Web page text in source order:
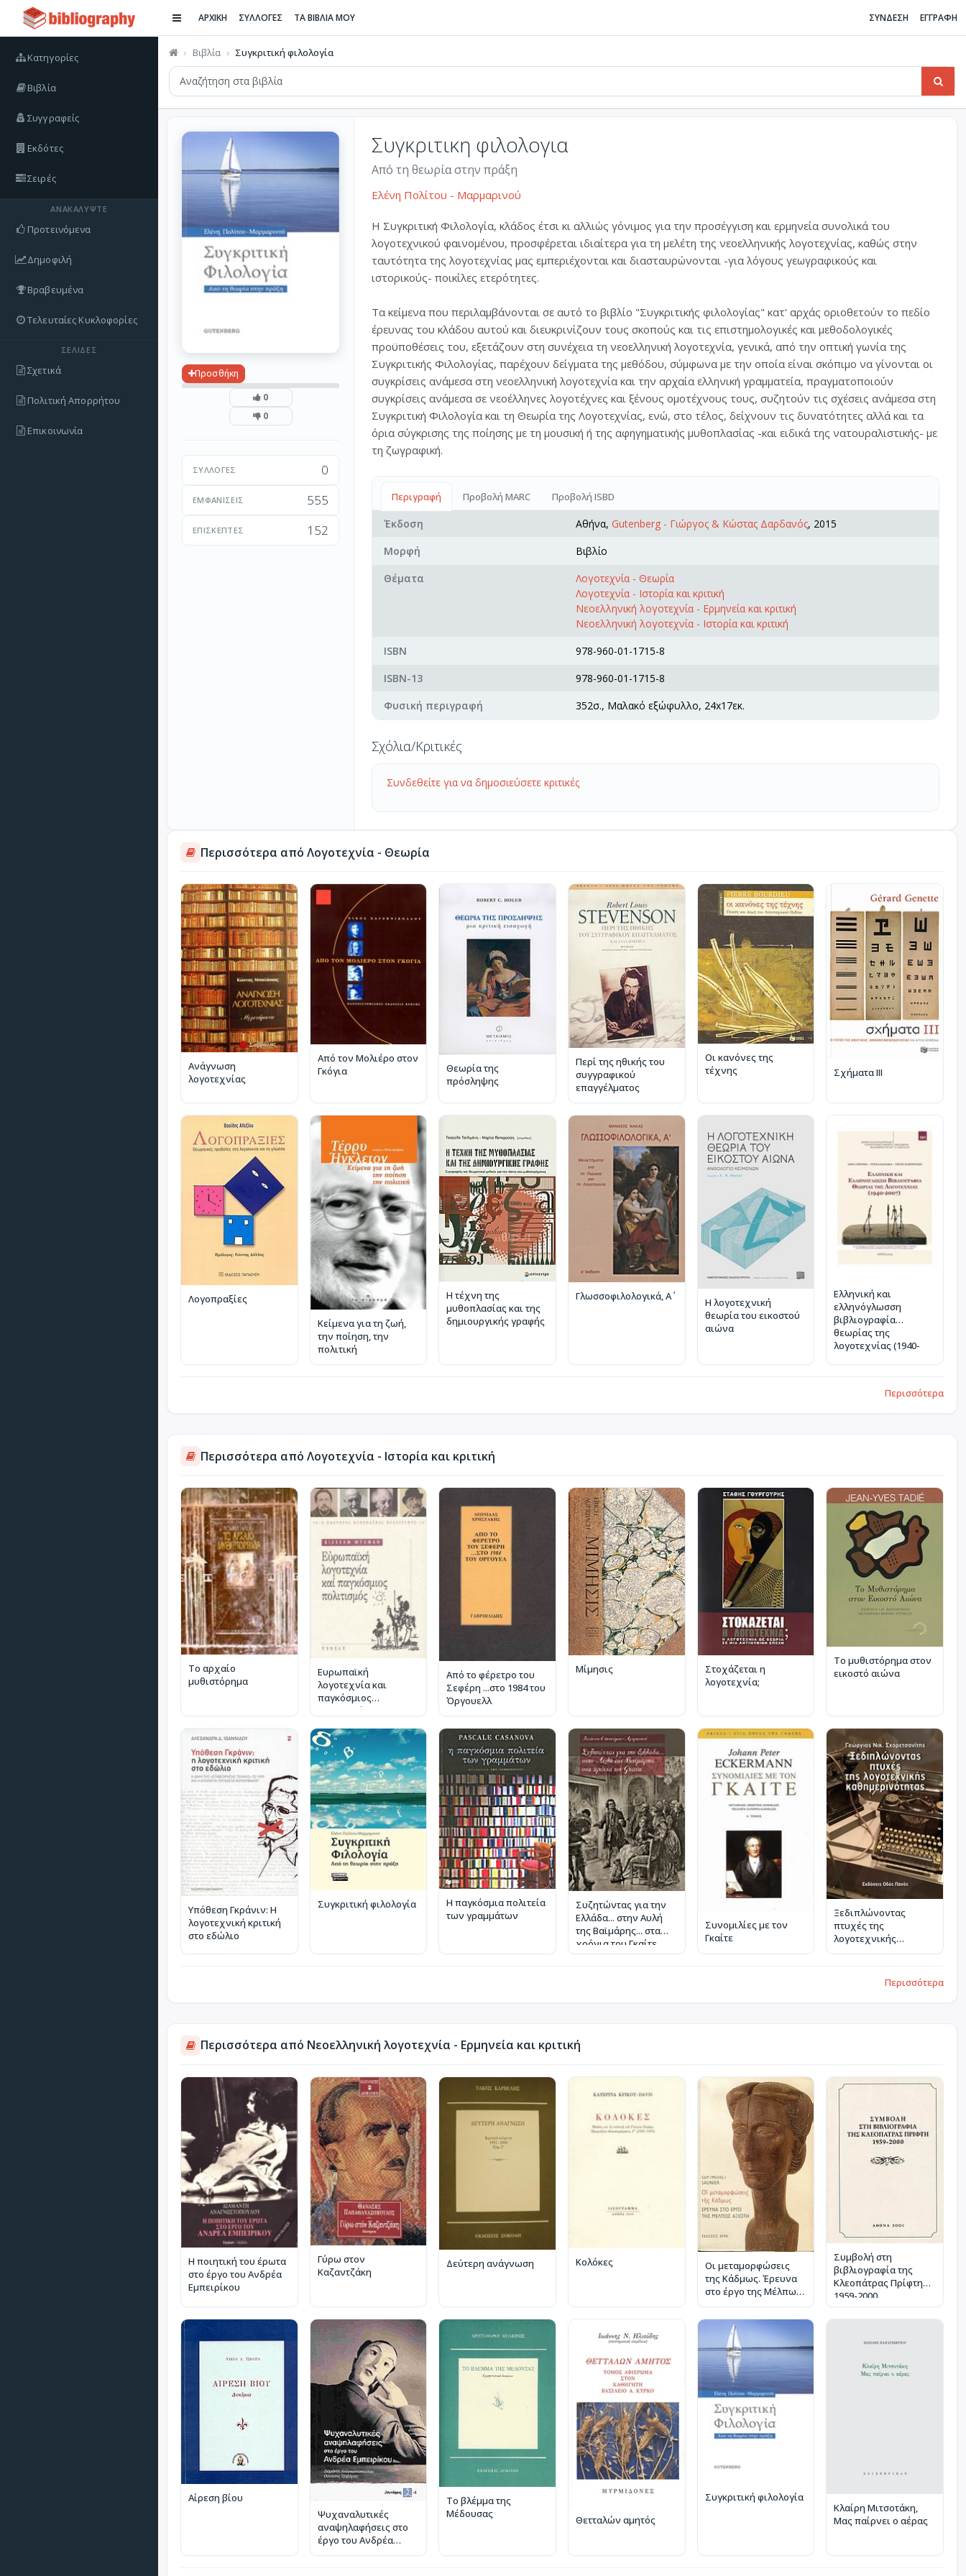
Κατηγορίες
Βιβλία
Συγγραφείς
Εκδότες
Σειρές
ΑΝΑΚΑΛΎΨΤΕ
Προτεινόμενα
Δημοφιλή
Βραβευμένα
Τελευταίες Κυκλοφορίες
ΣΕΛΊΔΕΣ
Σχετικά
Πολιτική Απορρήτου
Επικοινωνία
ΑΡΧΙΚΗ ΣΥΛΛΟΓΕΣ ΤΑ ΒΙΒΛΙΑ ΜΟΥ ΣΥΝΔΕΣΗ ΕΓΓΡΑΦΗ
Βιβλία Συγκριτική φιλολογία
Προσθήκη
0
0
ΣΥΛΛΟΓΈΣ 0
ΕΜΦΑΝΊΣΕΙΣ 555
ΕΠΙΣΚΈΠΤΕΣ 152
Συγκριτικη φιλολογια
Από τη θεωρία στην πράξη
Ελένη Πολίτου - Μαρμαρινού
Η Συγκριτική Φιλολογία, κλάδος έτσι κι αλλιώς γόνιμος για την προσέγγιση και ερμηνεία συνολικά του
λογοτεχνικού φαινομένου, προσφέρεται ιδιαίτερα για τη μελέτη της νεοελληνικής λογοτεχνίας, καθώς στην
ταυτότητα της λογοτεχνίας μας εμπεριέχονται και διασταυρώνονται -για λόγους γεωγραφικούς και
ιστορικούς- ποικίλες ετερότητες.
Τα κείμενα που περιλαμβάνονται σε αυτό το βιβλίο "Συγκριτικής φιλολογίας" κατ' αρχάς οριοθετούν το πεδίο
έρευνας του κλάδου αυτού και διευκρινίζουν τους σκοπούς και τις επιστημολογικές και μεθοδολογικές
προϋποθέσεις του, εξετάζουν στη συνέχεια τη νεοελληνική λογοτεχνία, γενικά, από την οπτική γωνία της
Συγκριτικής Φιλολογίας, παρέχουν δείγματα της μεθόδου, σύμφωνα με την οποία είναι σκόπιμο να γίνονται οι
συγκρίσεις ανάμεσα στη νεοελληνική λογοτεχνία και την αρχαία ελληνική γραμματεία, πραγματοποιούν
συγκρίσεις ανάμεσα σε νεοέλληνες λογοτέχνες και ξένους ομοτέχνους τους, συζητούν τις σχέσεις ανάμεσα στη
Συγκριτική Φιλολογία και τη Θεωρία της Λογοτεχνίας, ενώ, στο τέλος, δείχνουν τις δυνατότητες αλλά και τα
όρια σύγκρισης της ποίησης με τη μουσική ή της αφηγηματικής μυθοπλασίας -και ειδικά της νατουραλιστικής- με
τη ζωγραφική.
Περιγραφή Προβολή MARC Προβολή ISBD
Έκδοση Αθήνα, Gutenberg - Γιώργος & Κώστας Δαρδανός, 2015
Μορφή
Βιβλίο
Θέματα
Λογοτεχνία - Θεωρία
Λογοτεχνία - Ιστορία και κριτική
Νεοελληνική λογοτεχνία - Ερμηνεία και κριτική
Νεοελληνική λογοτεχνία - Ιστορία και κριτική
ISBN
978-960-01-1715-8
ISBN-13
978-960-01-1715-8
Φυσική περιγραφή
352σ., Μαλακό εξώφυλλο, 24x17εκ.
Σχόλια/Κριτικές
Συνδεθείτε για να δημοσιεύσετε κριτικές
Περισσότερα από Λογοτεχνία - Θεωρία
Ανάγνωση
λογοτεχνίας
Από τον Μολιέρο στον
Γκόγια
Θεωρία της
πρόσληψης
Περί της ηθικής του
συγγραφικού
επαγγέλματος
Οι κανόνες της
τέχνης
Σχήματα ΙΙΙ
Λογοπραξίες
Κείμενα για τη ζωή,
την ποίηση, την
πολιτική
Η τέχνη της
μυθοπλασίας και της
δημιουργικής γραφής
Γλωσσοφιλολογικά, Α΄
Η λογοτεχνική
θεωρία του εικοστού
αιώνα
Ελληνική και
ελληνόγλωσση
βιβλιογραφία
θεωρίας της
λογοτεχνίας (1940-
Περισσότερα
Περισσότερα από Λογοτεχνία - Ιστορία και κριτική
Το αρχαίο
μυθιστόρημα
Ευρωπαϊκή
λογοτεχνία και
παγκόσμιος
πολιτισμός
Από το φέρετρο του
Σεφέρη ...στο 1984 του
Όργουελλ
Μίμησις
Στοχάζεται η
λογοτεχνία;
Το μυθιστόρημα στον
εικοστό αιώνα
Υπόθεση Γκράνιν: Η
λογοτεχνική κριτική
στο εδώλιο
Συγκριτική φιλολογία
Η παγκόσμια πολιτεία
των γραμμάτων
Συζητώντας για την
Ελλάδα... στην Αυλή
της Βαϊμάρης... στα
χρόνια του Γκαίτε
Συνομιλίες με τον
Γκαίτε
Ξεδιπλώνοντας
πτυχές της
λογοτεχνικής
Περισσότερα
Περισσότερα από Νεοελληνική λογοτεχνία - Ερμηνεία και κριτική
Η ποιητική του έρωτα
στο έργο του Ανδρέα
Εμπειρίκου
Γύρω στον
Καζαντζάκη
Δεύτερη ανάγνωση Κολόκες
Οι μεταμορφώσεις
της Κάδμως. Έρευνα
στο έργο της Μέλπως
Συμβολή στη
βιβλιογραφία της
Κλεοπάτρας Πρίφτη
1959-2000
Αίρεση βίου
Ψυχαναλυτικές
αναψηλαφήσεις στο
έργο του Ανδρέα
Το βλέμμα της
Μέδουσας
Θετταλών αμητός
Συγκριτική φιλολογία
Κλαίρη Μιτσοτάκη,
Μας παίρνει ο αέρας